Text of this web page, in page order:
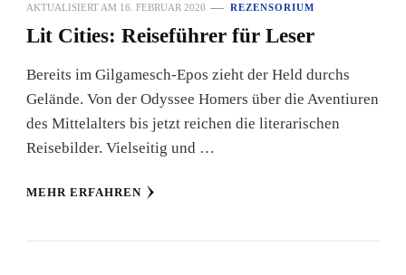
AKTUALISIERT AM 16. FEBRUAR 2020 REZENSORIUM
Lit Cities: Reiseführer für Leser
Bereits im Gilgamesch-Epos zieht der Held durchs
Gelände. Von der Odyssee Homers über die Aventiuren
des Mittelalters bis jetzt reichen die literarischen
Reisebilder. Vielseitig und …
MEHR ERFAHREN